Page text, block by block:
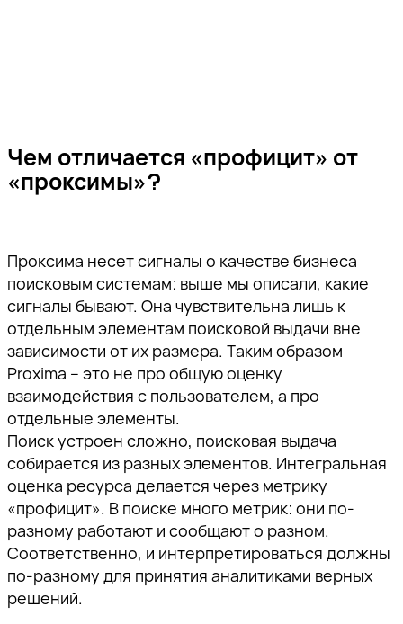
Чем отличается «профицит» от
«проксимы»?
Проксима несет сигналы о качестве бизнеса
поисковым системам: выше мы описали, какие
сигналы бывают. Она чувствительна лишь к
отдельным элементам поисковой выдачи вне
зависимости от их размера. Таким образом
Proxima – это не про общую оценку
взаимодействия с пользователем, а про
отдельные элементы.
Поиск устроен сложно, поисковая выдача
собирается из разных элементов. Интегральная
оценка ресурса делается через метрику
«профицит». В поиске много метрик: они по-
разному работают и сообщают о разном.
Соответственно, и интерпретироваться должны
по-разному для принятия аналитиками верных
решений.